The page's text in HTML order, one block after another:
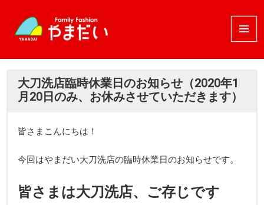
メニュ
ーとウ
ット
大刀洗店臨時休業日のお知らせ（2020年1
月20日のみ、お休みさせていただきます）
皆さまこんにちは！
今回はやまだい大刀洗店の臨時休業日のお知らせです。
皆さまは大刀洗店、ご存じです